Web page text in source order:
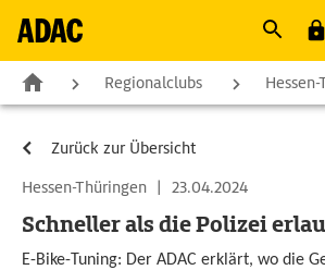
Regionalclubs
Zurück zur Übersicht
Hessen-Thüringen | 23.04.2024
Schneller als die Polizei
E-Bike-Tuning: Der ADAC erklärt, wo die